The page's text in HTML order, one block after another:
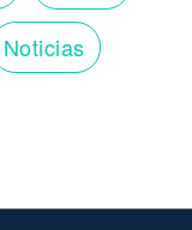
Noticias